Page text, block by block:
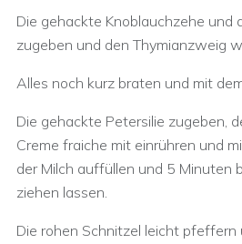
Die gehackte Knoblauchzehe und
zugeben und den Thymianzweig
Alles noch kurz braten und mit
Die gehackte Petersilie zugeben,
Creme fraiche mit einrühren und
der Milch auffüllen und 5 Minuten
ziehen lassen.
Die rohen Schnitzel leicht pfeffern